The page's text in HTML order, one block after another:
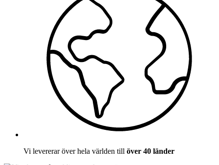
Vi levererar över hela världen till över 40 länder